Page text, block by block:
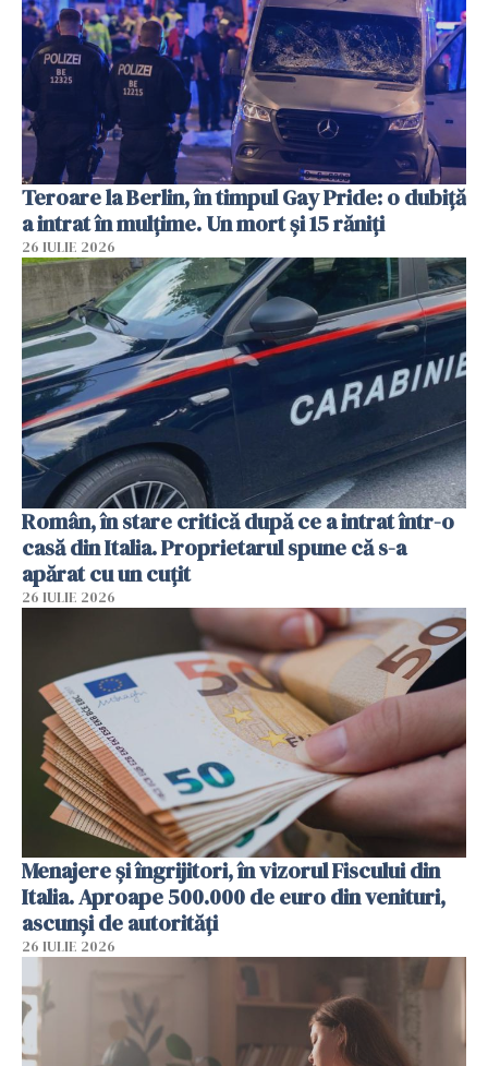
Teroare la Berlin, în timpul Gay Pride: o dubiță
a intrat în mulțime. Un mort și 15 răniți
26 IULIE 2026
Român, în stare critică după ce a intrat într-o
casă din Italia. Proprietarul spune că s-a
apărat cu un cuțit
26 IULIE 2026
Menajere și îngrijitori, în vizorul Fiscului din
Italia. Aproape 500.000 de euro din venituri,
ascunși de autorități
26 IULIE 2026